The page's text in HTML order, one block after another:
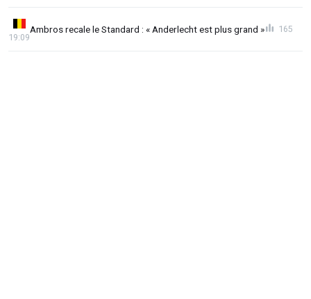
Ambros recale le Standard : « Anderlecht est plus grand »
19:09
165